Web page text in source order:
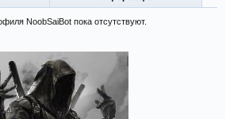
NoobSaiBot пока отсутствуют.